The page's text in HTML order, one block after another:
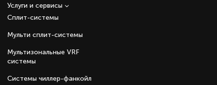
Сплит-системы
Мульти сплит-системы
Мультизональные VRF
системы
Системы чиллер-фанкойл
Услуги и сервисы